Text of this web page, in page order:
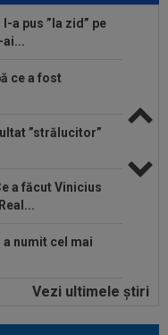
a pus ”la zid” pe
ai...
ce a fost
”strălucitor”
a făcut Vinicius
a numit cel mai
League
Vezi ultimele ştiri